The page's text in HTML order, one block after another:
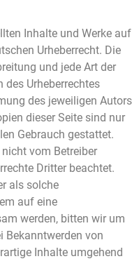
Inhalte und Werke auf
Urheberrecht. Die
und jede Art der
des Urheberrechtes
des jeweiligen Autors
dieser Seite sind nur
Gebrauch gestattet.
vom Betreiber
Dritter beachtet.
als solche
auf eine
werden, bitten wir um
Bekanntwerden von
Inhalte umgehend